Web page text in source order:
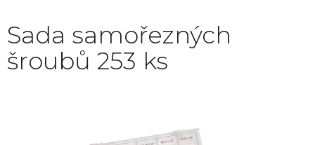
Sada samořezných
šroubů 253 ks